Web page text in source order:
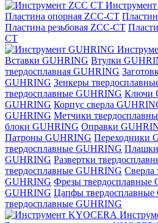
Пластина опорная ZCC-CT
Пластина резьбовая ZCC-CT
CT
Вставки GUHRING Втулки
твердосплавная GUHRING
GUHRING Зенкеры
твердосплавные GUHRING Ключи
GUHRING Корпус сверла
GUHRING Метчики
блоки GUHRING Оправки
Патроны GUHRING Переходники
твердосплавные GUHRING
GUHRING Развертки
твердосплавные GUHRING Сверла
GUHRING Фрезы твердосплавные
GUHRING Цапфы
твердосплавные GUHRING